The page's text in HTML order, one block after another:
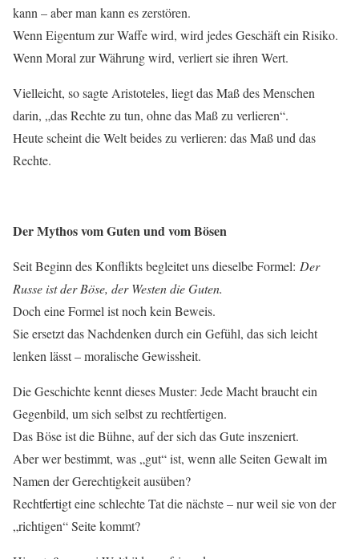
kann – aber man kann es zerstören.
Wenn Eigentum zur Waffe wird, wird jedes Geschäft ein Risiko.
Wenn Moral zur Währung wird, verliert sie ihren Wert.
Vielleicht, so sagte Aristoteles, liegt das Maß des Menschen
darin, „das Rechte zu tun, ohne das Maß zu verlieren“.
Heute scheint die Welt beides zu verlieren: das Maß und das
Rechte.
Der Mythos vom Guten und vom Bösen
Seit Beginn des Konflikts begleitet uns dieselbe Formel: Der
Russe ist der Böse, der Westen die Guten.
Doch eine Formel ist noch kein Beweis.
Sie ersetzt das Nachdenken durch ein Gefühl, das sich leicht
lenken lässt – moralische Gewissheit.
Die Geschichte kennt dieses Muster: Jede Macht braucht ein
Gegenbild, um sich selbst zu rechtfertigen.
Das Böse ist die Bühne, auf der sich das Gute inszeniert.
Aber wer bestimmt, was „gut“ ist, wenn alle Seiten Gewalt im
Namen der Gerechtigkeit ausüben?
Rechtfertigt eine schlechte Tat die nächste – nur weil sie von der
„richtigen“ Seite kommt?